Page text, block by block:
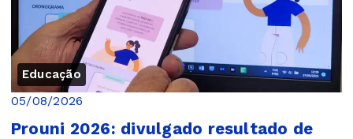
Educação
05/08/2026
Prouni 2026: divulgado resultado de